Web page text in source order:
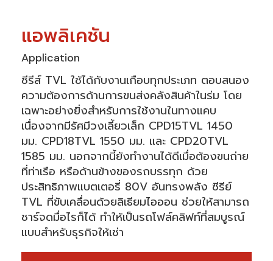
แอพลิเคชัน
Application
ซีรีส์ TVL ใช้ได้กับงานเกือบทุกประเภท ตอบสนอง
ความต้องการด้านการขนส่งคลังสินค้าในร่ม โดย
เฉพาะอย่างยิ่งสำหรับการใช้งานในทางแคบ
เนื่องจากมีรัศมีวงเลี้ยวเล็ก CPD15TVL 1450
มม. CPD18TVL 1550 มม. และ CPD20TVL
1585 มม. นอกจากนี้ยังทำงานได้ดีเมื่อต้องขนถ่าย
ที่ท่าเรือ หรือด้านข้างของรถบรรทุก ด้วย
ประสิทธิภาพแบตเตอรี่ 80V อันทรงพลัง ซีรีย์
TVL ที่ขับเคลื่อนด้วยลิเธียมไอออน ช่วยให้สามารถ
ชาร์จดมื่อไรก็ได้ ทำให้เป็นรถโฟล์คลิฟท์ที่สมบูรณ์
แบบสำหรับธุรกิจให้เช่า